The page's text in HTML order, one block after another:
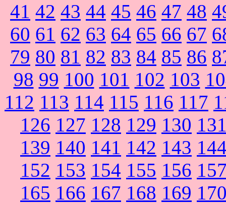
41 42 43 44 45 46 47 48
60 61 62 63 64 65 66 67
79 80 81 82 83 84 85 86
98 99 100 101 102 103
112 113 114 115 116 117
126 127 128 129 130
139 140 141 142 143
152 153 154 155 156
165 166 167 168 169